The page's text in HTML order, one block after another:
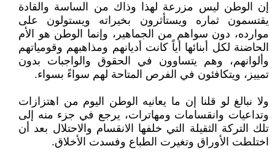
إن الوطن ليس مزرعة لهذا وذاك من الساسة والقادة
يقتسمون ثماره ويستأثرون بخيراته ويستولون على
موارده، دون سواهم من الجماهير، وإنما الوطن هو الأم
الحاضنة لكل أبنائها أياً كانت أديانهم ومذاهبهم وقومياتهم
وألوانهم، وهم يتساوون في الحقوق والواجبات بدون
تمييز، ويتكافئون في الفرص المتاحة لهم سواءً بسواء.
ولا نبالغ لو قلنا إن ما يعانيه الوطن اليوم من اهتزازات
وتداعيات وانقسامات ومهاترات، يرجع في جزء منه إلى
تلك التركة الثقيلة التي خلفها الانقسام والاحتلال بعد أن
اختلطت الأوراق وتغيرت الطباع وفسدت الأخلاق.